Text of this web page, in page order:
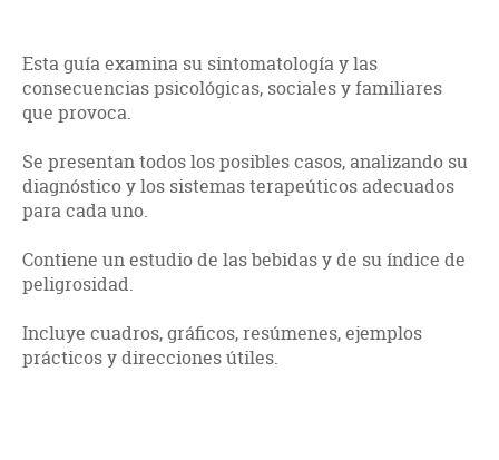
Esta guía examina su sintomatología y las
consecuencias psicológicas, sociales y familiares
que provoca.
Se presentan todos los posibles casos, analizando su
diagnóstico y los sistemas terapeúticos adecuados
para cada uno.
Contiene un estudio de las bebidas y de su índice de
peligrosidad.
Incluye cuadros, gráficos, resúmenes, ejemplos
prácticos y direcciones útiles.